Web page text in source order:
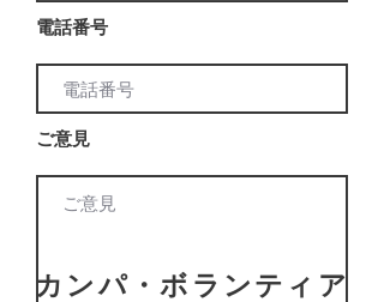
電話番号
ご意見
カンパ・ボランティア